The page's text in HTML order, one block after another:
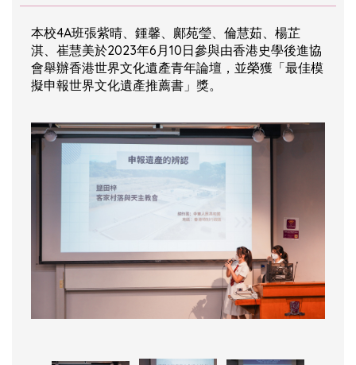
本校4A班張紫晴、鍾馨、鄺苑瑩、倫慧茹、楊芷
淇、崔慧美於2023年6月10日參與由香港史學後進協
會舉辦香港世界文化遺產青年論壇，並榮獲「最佳模
擬申報世界文化遺產推薦書」獎。